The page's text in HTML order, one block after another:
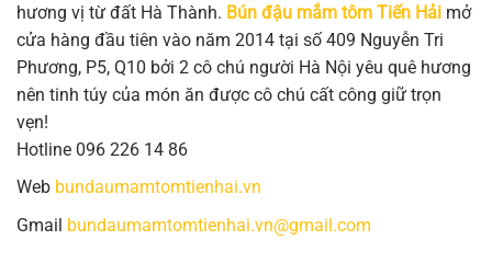
hương vị từ đất Hà Thành. Bún đậu mắm tôm Tiến Hải mở
cửa hàng đầu tiên vào năm 2014 tại số 409 Nguyễn Tri
Phương, P5, Q10 bởi 2 cô chú người Hà Nội yêu quê hương
nên tinh túy của món ăn được cô chú cất công giữ trọn
vẹn!
Hotline 096 226 14 86
Web bundaumamtomtienhai.vn
Gmail bundaumamtomtienhai.vn@gmail.com